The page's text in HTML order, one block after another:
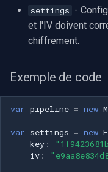
settings -
et l'IV doivent
chiffrement.
Exemple de code
var pipeline = new
var settings = new
key :
iv :